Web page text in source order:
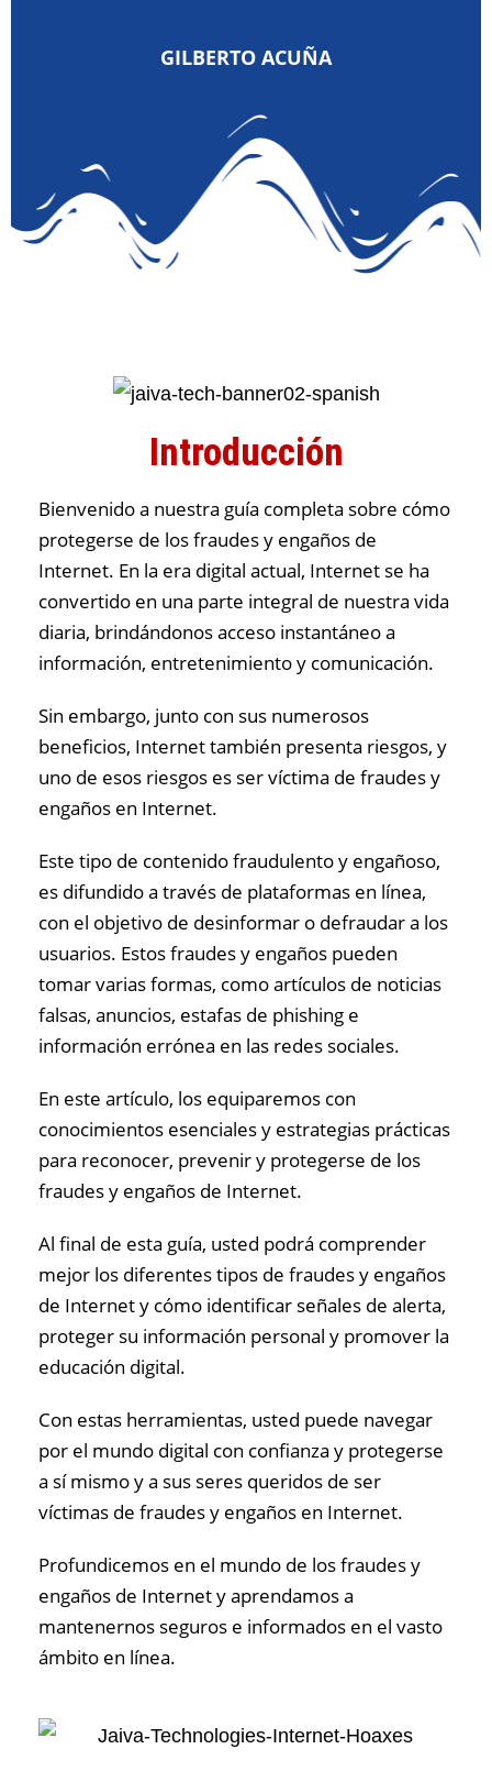
GILBERTO ACUÑA
Introducción
Bienvenido a nuestra guía completa sobre cómo
protegerse de los fraudes y engaños de
Internet. En la era digital actual, Internet se ha
convertido en una parte integral de nuestra vida
diaria, brindándonos acceso instantáneo a
información, entretenimiento y comunicación.
Sin embargo, junto con sus numerosos
beneficios, Internet también presenta riesgos, y
uno de esos riesgos es ser víctima de fraudes y
engaños en Internet.
Este tipo de contenido fraudulento y engañoso,
es difundido a través de plataformas en línea,
con el objetivo de desinformar o defraudar a los
usuarios. Estos fraudes y engaños pueden
tomar varias formas, como artículos de noticias
falsas, anuncios, estafas de phishing e
información errónea en las redes sociales.
En este artículo, los equiparemos con
conocimientos esenciales y estrategias prácticas
para reconocer, prevenir y protegerse de los
fraudes y engaños de Internet.
Al final de esta guía, usted podrá comprender
mejor los diferentes tipos de fraudes y engaños
de Internet y cómo identificar señales de alerta,
proteger su información personal y promover la
educación digital.
Con estas herramientas, usted puede navegar
por el mundo digital con confianza y protegerse
a sí mismo y a sus seres queridos de ser
víctimas de fraudes y engaños en Internet.
Profundicemos en el mundo de los fraudes y
engaños de Internet y aprendamos a
mantenernos seguros e informados en el vasto
ámbito en línea.